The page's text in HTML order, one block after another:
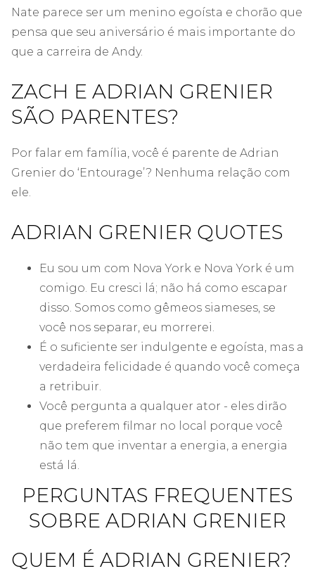
Nate parece ser um menino egoísta e chorão que
pensa que seu aniversário é mais importante do
que a carreira de Andy.
ZACH E ADRIAN GRENIER
SÃO PARENTES?
Por falar em família, você é parente de Adrian
Grenier do ‘Entourage’? Nenhuma relação com
ele.
ADRIAN GRENIER QUOTES
Eu sou um com Nova York e Nova York é um
comigo. Eu cresci lá; não há como escapar
disso. Somos como gêmeos siameses, se
você nos separar, eu morrerei.
É o suficiente ser indulgente e egoísta, mas a
verdadeira felicidade é quando você começa
a retribuir.
Você pergunta a qualquer ator - eles dirão
que preferem filmar no local porque você
não tem que inventar a energia, a energia
está lá.
PERGUNTAS FREQUENTES
SOBRE ADRIAN GRENIER
QUEM É ADRIAN GRENIER?